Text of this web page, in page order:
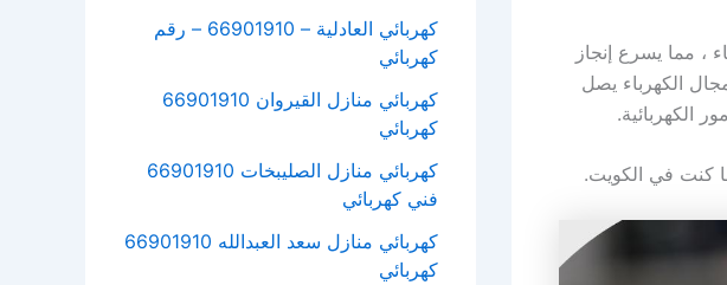
، مما يسرع إنجاز
الكهرباء يصل
كنت في الكويت.
كهربائي العادلية – 66901910 – رقم
كهربائي
كهربائي منازل القيروان 66901910
كهربائي
كهربائي منازل الصليبخات 66901910
فني كهربائي
كهربائي منازل سعد العبدالله 66901910
كهربائي